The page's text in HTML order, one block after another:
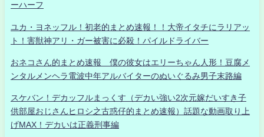
ーハーフ
ユカ・ヨネッフル！初老的まとめ速報！！大帝イタチにラリアッ
ト！害獣神アリ・ガー被害に必殺！パイルドライバー
おネコさん的まとめ速報 僕の彼女はエリーちゃん人形！豆腐メ
ンタルメンヘラ電波中年アルバイターのぬいぐるみ男子末路編
スケバン！デカッフルまっくす（デカい強い2次元嫁だいすき子
供部屋おじさんヒロシ之古惑仔的まとめ速報）話題な動画取り上
げMAX！デカいは正義刑事編